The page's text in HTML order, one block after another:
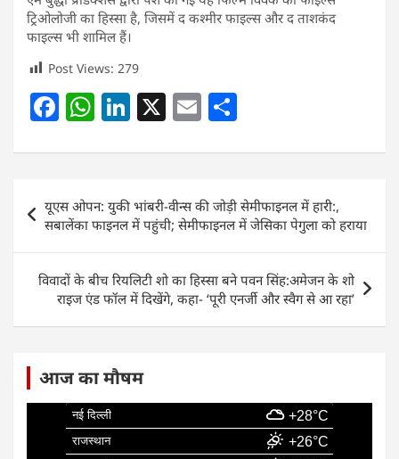
ट्रिओलोजी का हिस्सा है, जिसमें द कश्मीर फाइल्स और द ताशकंद
फाइल्स भी शामिल हैं।
Post Views: 279
F
c
e
b
o
o
k
W
at
s
A
p
p
Li
k
e
dI
n
X E
ai
l
ar
e
navigation
यूएस ओपन: युकी भांबरी-वीन्स की जोड़ी सेमीफाइनल में हारी:,
सबालेंका फाइनल में पहुंची; सेमीफाइनल में जेसिका पेगुला को हराया
विवादों के बीच रियलिटी शो का हिस्सा बने पवन सिंह:अमेजन के शो
राइज एंड फॉल में दिखेंगे, कहा- ‘पूरी एनर्जी और स्वैग से आ रहा’
आज का मौषम
नई दिल्ली +28°C
राजस्थान +26°C